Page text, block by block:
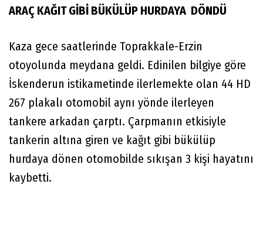
ARAÇ KAĞIT GİBİ BÜKÜLÜP HURDAYA DÖNDÜ
Kaza gece saatlerinde Toprakkale-Erzin
otoyolunda meydana geldi. Edinilen bilgiye göre
İskenderun istikametinde ilerlemekte olan 44 HD
267 plakalı otomobil aynı yönde ilerleyen
tankere arkadan çarptı. Çarpmanın etkisiyle
tankerin altına giren ve kağıt gibi bükülüp
hurdaya dönen otomobilde sıkışan 3 kişi hayatını
kaybetti.